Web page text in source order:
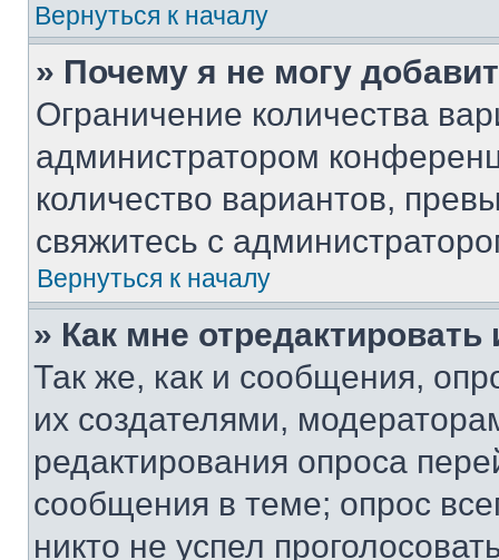
Вернуться к началу
» Почему я не могу
Ограничение количества
администратором
количество вариантов,
свяжитесь с
Вернуться к началу
» Как мне
Так же, как и сообщения,
их создателями,
редактирования опроса
сообщения в теме; опрос
никто не успел